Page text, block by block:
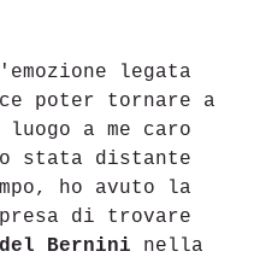
legata
poter tornare a
luogo a me caro
stata distante
ho avuto la
di trovare
Bernini nella